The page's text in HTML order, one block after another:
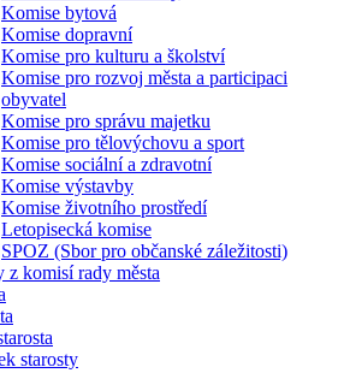
Komise bytová
Komise dopravní
Komise pro kulturu a školství
Komise pro rozvoj města a participaci
obyvatel
Komise pro správu majetku
Komise pro tělovýchovu a sport
Komise sociální a zdravotní
Komise výstavby
Komise životního prostředí
Letopisecká komise
SPOZ (Sbor pro občanské záležitosti)
z komisí rady města
starosty